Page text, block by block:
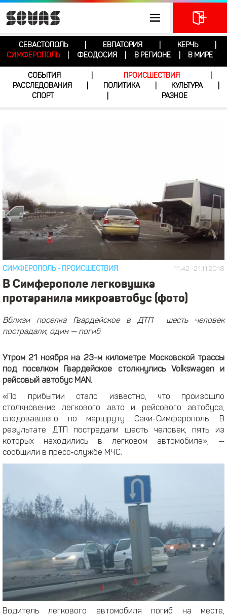
СЕВАСТОПОЛЬ ЕВПАТОРИЯ КЕРЧЬ
СИМФЕРОПОЛЬ
ФЕОДОСИЯ В РЕГИОНЕ В МИРЕ
СОБЫТИЯ ПРОИСШЕСТВИЯ
РАССЛЕДОВАНИЯ
ПОЛИТИКА КУЛЬТУРА
СПОРТ
РАЗНОЕ
11:42 21.11.2018
СИМФЕРОПОЛЬ- ПРОИСШЕСТВИЯ
В Симферополе легковушка
протаранила микроавтобус (фото)
Вблизи поселка Гвардейское в ДТП шесть человек
пострадали, один — погиб
Утром 21 ноября на 23-м километре Московской трассы
под поселком Гвардейское столкнулись Volkswagen и
рейсовый автобус MAN.
«По прибытии стало известно, что произошло
столкновение легкового авто и рейсового автобуса,
следовавшего по маршруту Саки-Симферополь. В
результате ДТП пострадали шесть человек, пять из
которых находились в легковом автомобиле», —
сообщили в пресс-службе МЧС.
Водитель легкового автомобиля погиб на месте,